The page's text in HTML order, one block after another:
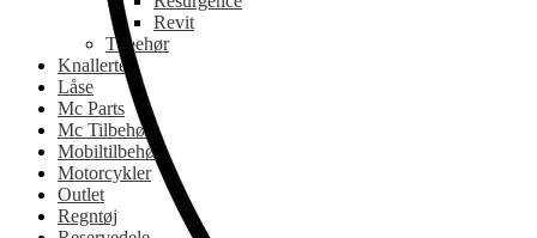
Revit
Tilbehør
Knallerter
Låse
Mc Parts
Mc Tilbehør
Mobiltilbehør
Motorcykler
Outlet
Regntøj